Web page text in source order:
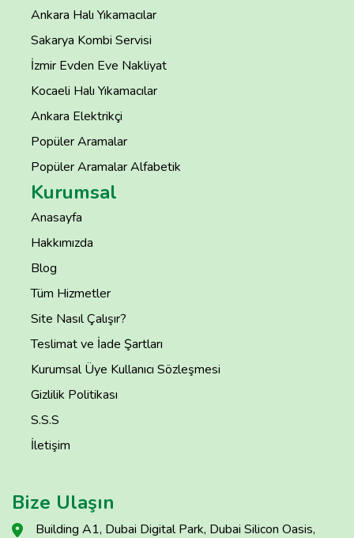
Ankara Halı Yıkamacılar
Sakarya Kombi Servisi
İzmir Evden Eve Nakliyat
Kocaeli Halı Yıkamacılar
Ankara Elektrikçi
Popüler Aramalar
Popüler Aramalar Alfabetik
Kurumsal
Anasayfa
Hakkımızda
Blog
Tüm Hizmetler
Site Nasıl Çalışır?
Teslimat ve İade Şartları
Kurumsal Üye Kullanıcı Sözleşmesi
Gizlilik Politikası
S.S.S
İletişim
Bize Ulaşın
Building A1, Dubai Digital Park, Dubai Silicon Oasis,